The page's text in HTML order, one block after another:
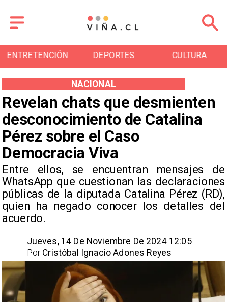
DEPORTES CULTURA TURISMO
Revelan chats que desmienten
desconocimiento de Catalina
Pérez sobre el Caso
Democracia Viva
Entre ellos, se encuentran mensajes de
WhatsApp que cuestionan las declaraciones
públicas de la diputada Catalina Pérez (RD),
quien ha negado conocer los detalles del
acuerdo.
NACIONAL
Jueves, 14 De Noviembre De 2024 12:05
Cristóbal Ignacio Adones Reyes
Por